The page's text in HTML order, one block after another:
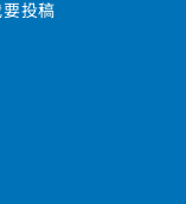
投稿